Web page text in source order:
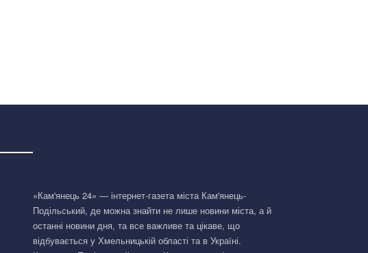
«Кам'янець 24» — інтернет-газета міста Кам'янець-
Подільський, де можна знайти не лише новини міста, а й
останні новини дня, та все важливе та цікаве, що
відбувається у Хмельницькій області та в Україні.